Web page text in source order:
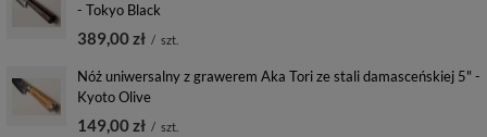
- Tokyo Black
389,00 zł / szt.
Nóż uniwersalny z grawerem Aka Tori ze stali damasceńskiej 5" -
Kyoto Olive
149,00 zł / szt.